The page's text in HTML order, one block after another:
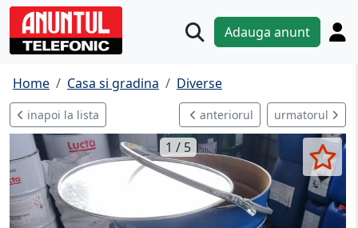
Adauga anunt
Home Casa si gradina Diverse
inapoi la lista anteriorul urmatorul
1 / 5